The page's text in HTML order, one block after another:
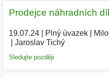
Prodejce náhradních
19.07.24| Plný úvazek|
Jaroslav Tichý|
Sledujte později